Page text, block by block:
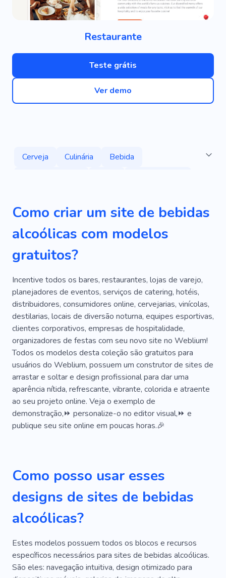
Restaurante
Teste grátis
Ver demo
Cerveja Culinária
Bebida
Combinações De Sabores
Álcool
Degustação De Vinhos
Produto
Cliente
Produtos Alcoólicos
Lúpulo
Café Da Manhã Almoço
Jantar
Lanche
Café Chá
Prazer
Cozimento
Cantina
Queijo
Máquina De Café
Entradas
Matchá
Pizza
Fazer Chá
Cardápio Vegetariano
Sobremesas
Romance
Capuccino
Comida Rápida
Conjunto De Cozinha
Café Com Leite
Degustação De Matcha
Festa
Feriado
Como criar um site de bebidas
alcoólicas com modelos
gratuitos?
Incentive todos os bares, restaurantes, lojas de varejo,
planejadores de eventos, serviços de catering, hotéis,
distribuidores, consumidores online, cervejarias, vinícolas,
destilarias, locais de diversão noturna, equipes esportivas,
clientes corporativos, empresas de hospitalidade,
organizadores de festas com seu novo site no Weblium!
Todos os modelos desta coleção são gratuitos para
usuários do Weblium, possuem um construtor de sites de
arrastar e soltar e design profissional para dar uma
aparência nítida, refrescante, vibrante, colorida e atraente
ao seu projeto online. Veja o exemplo de
demonstração,⏩ personalize-o no editor visual,⏩ e
publique seu site online em poucas horas.🎉
Como posso usar esses
designs de sites de bebidas
alcoólicas?
Estes modelos possuem todos os blocos e recursos
específicos necessários para sites de bebidas alcoólicas.
São eles: navegação intuitiva, design otimizado para